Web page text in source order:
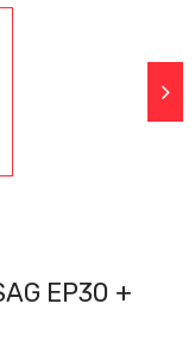
EP30 +